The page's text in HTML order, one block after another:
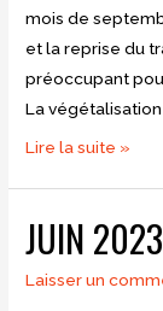
mois de
et la reprise du
préoccupant
La
Septembre
Lire la suite »
JUIN
Laisser un